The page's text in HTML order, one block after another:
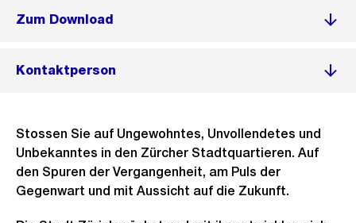
Zum Download
Kontaktperson
Stossen Sie auf Ungewohntes, Unvollendetes und
Unbekanntes in den Zürcher Stadtquartieren. Auf
den Spuren der Vergangenheit, am Puls der
Gegenwart und mit Aussicht auf die Zukunft.